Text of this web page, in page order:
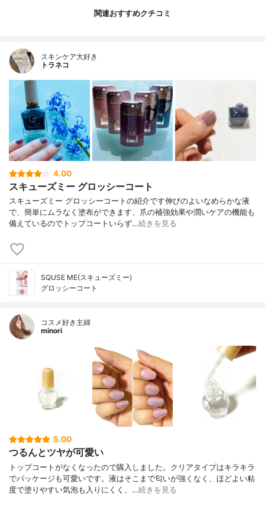
関連おすすめクチコミ
スキンケア大好き
トラネコ
4.00
スキューズミー グロッシーコート
スキューズミー グロッシーコートの紹介です伸びのよいなめらかな液
で、簡単にムラなく塗布ができます、爪の補強効果や潤いケアの機能も
備えているのでトップコートいらず…続きを見る
SQUSE ME(スキューズミー)
グロッシーコート
コスメ好き主婦
minori
5.00
つるんとツヤが可愛い
トップコートがなくなったので購入しました。クリアタイプはキラキラ
でパッケージも可愛いです。液はそこまで匂いが強くなく、ほどよい粘
度で塗りやすい気泡も入りにくく、…続きを見る